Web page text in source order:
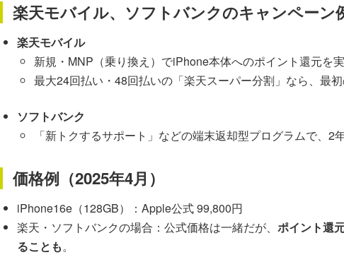
楽天モバイル、ソフトバンクのキャンペーン
楽天モバイル
新規・MNP（乗り換え）でiPhone本体へのポイント還元を実
最大24回払い・48回払いの「楽天スーパー分割」なら、最
ソフトバンク
「新トクするサポート」などの端末返却型プログラムで、2
価格例（2025年4月）
iPhone16e（128GB）：Apple公式 99,800円
楽天・ソフトバンクの場合：公式価格は一緒だが、 ポイント還
ることも。